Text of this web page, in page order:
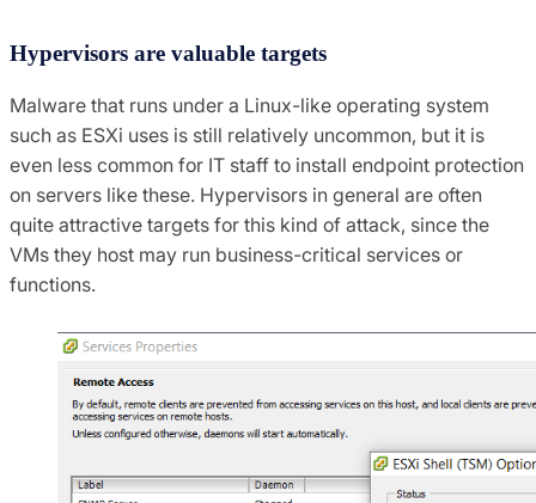
Hypervisors are valuable targets
Malware that runs under a Linux-like operating system
such as ESXi uses is still relatively uncommon, but it is
even less common for IT staff to install endpoint protection
on servers like these. Hypervisors in general are often
quite attractive targets for this kind of attack, since the
VMs they host may run business-critical services or
functions.